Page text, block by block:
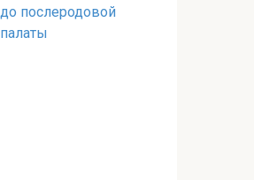
до послеродовой
палаты